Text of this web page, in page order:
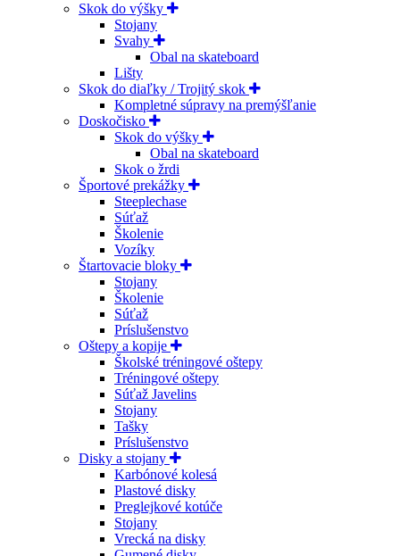
Skok do výšky
Stojany
Svahy
Obal na skateboard
Lišty
Skok do diaľky / Trojitý skok
Kompletné súpravy na premýšľanie
Doskočisko
Skok do výšky
Obal na skateboard
Skok o žrdi
Športové prekážky
Steeplechase
Súťaž
Školenie
Vozíky
Štartovacie bloky
Stojany
Školenie
Súťaž
Príslušenstvo
Oštepy a kopije
Školské tréningové oštepy
Tréningové oštepy
Súťaž Javelins
Stojany
Tašky
Príslušenstvo
Disky a stojany
Karbónové kolesá
Plastové disky
Preglejkové kotúče
Stojany
Vrecká na disky